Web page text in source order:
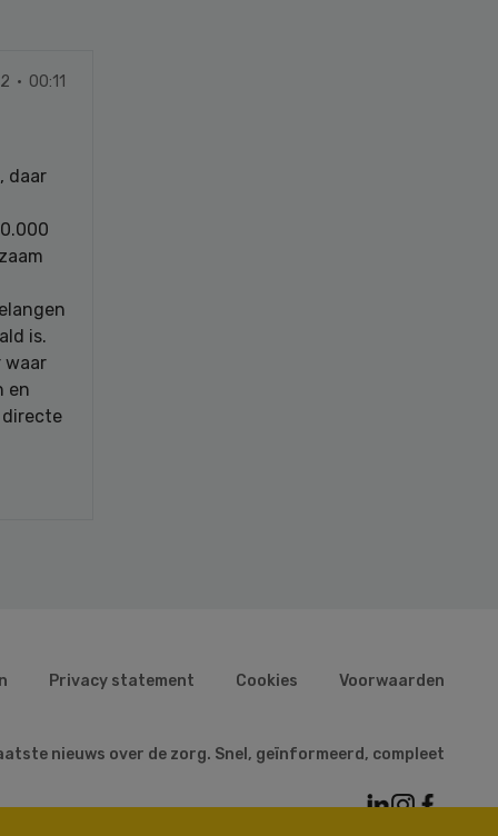
· 00:11
daar
is.
waar
en
directe
Privacy statement Cookies Voorwaarden
nieuws over de zorg. Snel, geïnformeerd, compleet